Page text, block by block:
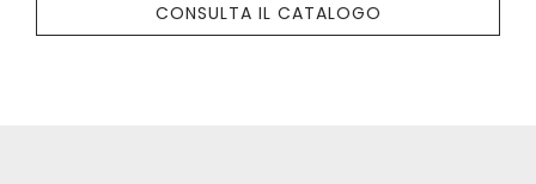
CONSULTA IL CATALOGO